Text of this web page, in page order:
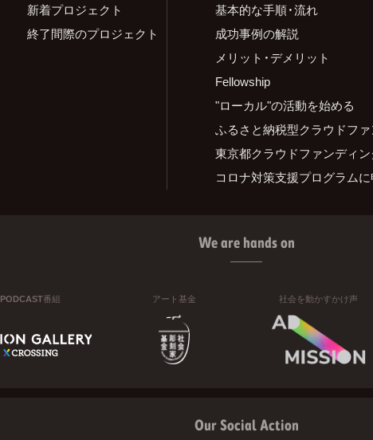
新着プロジェクト
終了間際のプロジェクト
基本的な手順・流れ
成功事例の解説
メリット・デメリット
Fellowship
"ローカル"の活動を始める
ふるさと納税型クラウドフ
東京都クラウドファンディ
コロナ対策支援プログラム
We are hands on
PODCAST番組 アート基金 社会を動かすかけ声
Our Social Action